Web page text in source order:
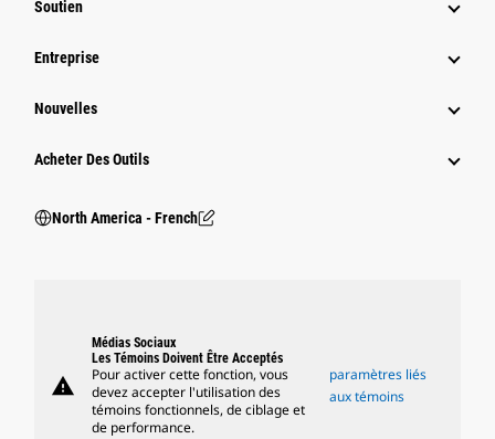
Soutien
Entreprise
Nouvelles
Acheter Des Outils
North America - French
warning
Médias Sociaux
Les Témoins Doivent Être Acceptés
Pour activer cette fonction, vous
devez accepter l'utilisation des
témoins fonctionnels, de ciblage et
de performance.
paramètres liés
aux témoins